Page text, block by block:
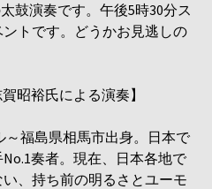
鼓演奏です。午後5時30分ス
トです。どうかお見逃しの
昭裕氏による演奏】
福島県相馬市出身。日本で
奏者。現在、日本各地で
、持ち前の明るさとユーモ